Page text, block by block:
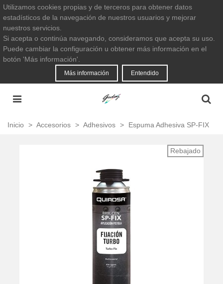
Utilizamos cookies propias y de terceros para obtener datos
estadísticos de la navegación de nuestros usuarios y mejorar
nuestros servicios.
Si acepta o continúa navegando, consideramos que acepta su uso.
Puede cambiar la configuración u obtener más información en el
botón 'Más información'.
Más información Entendido
Inicio > Accesorios > Adhesivos > Espuma Adhesiva SP-FIX
Rebajado